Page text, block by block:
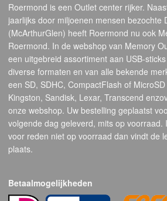
Roermond is een Outlet center rijker.
jaarlijks door miljoenen mensen bezochte
(McArthurGlen) heeft Roermond nu ook
Roermond. In de webshop van Memory
een uitgebreid assortiment aan USB-
diverse formaten en van alle bekende
een SD, SDHC, CompactFlash of
Kingston, Sandisk, Lexar, Transcend
onze webshop. Uw bestelling geplaatst
volgende dag geleverd, mits op voorraad.
voor reden niet op voorraad dan vindt de
plaats.
Betaalmogelijkheden